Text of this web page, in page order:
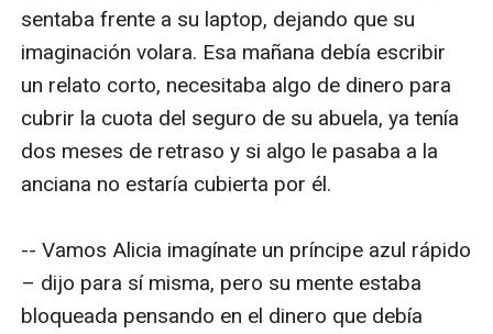
sentaba frente a su laptop, dejando que su
imaginación volara. Esa mañana debía escribir
un relato corto, necesitaba algo de dinero para
cubrir la cuota del seguro de su abuela, ya tenía
dos meses de retraso y si algo le pasaba a la
anciana no estaría cubierta por él.
-- Vamos Alicia imagínate un príncipe azul rápido
– dijo para sí misma, pero su mente estaba
bloqueada pensando en el dinero que debía